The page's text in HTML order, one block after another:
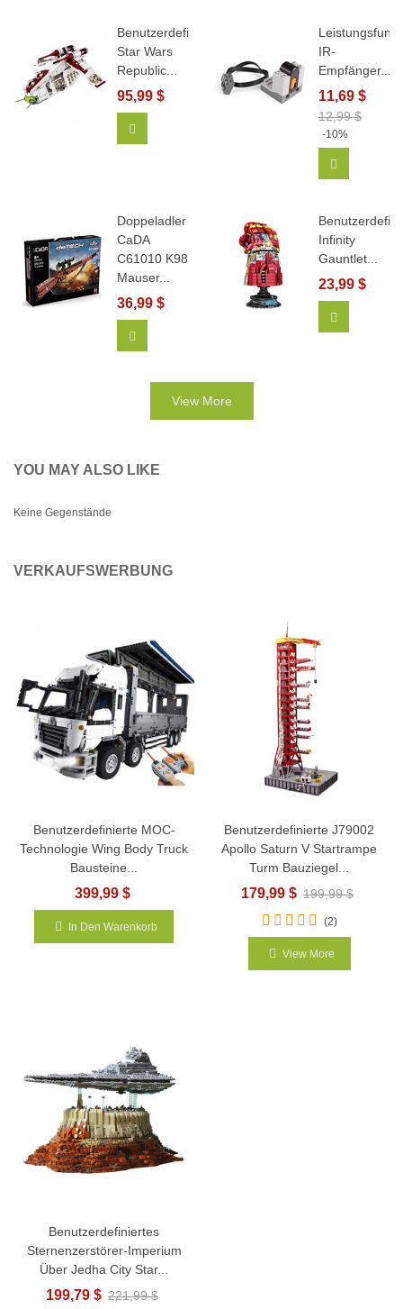
Benutzerdefinierte
Star Wars
Republic...
95,99 $
IR-
Empfänger...
11,69 $
12,99 $
-10%
Doppeladler
CaDA
C61010 K98
Mauser...
36,99 $
Infinity
Gauntlet...
23,99 $
View More
YOU MAY ALSO LIKE
Keine Gegenstände
VERKAUFSWERBUNG
Benutzerdefinierte MOC-
Technologie Wing Body Truck
Bausteine...
399,99 $
In Den Warenkorb
Benutzerdefinierte J79002
Apollo Saturn V Startrampe
Turm Bauziegel...
179,99 $ 199,99 $
(2)
View More
Benutzerdefiniertes
Sternenzerstörer-Imperium
Über Jedha City Star...
199,79 $ 221,99 $